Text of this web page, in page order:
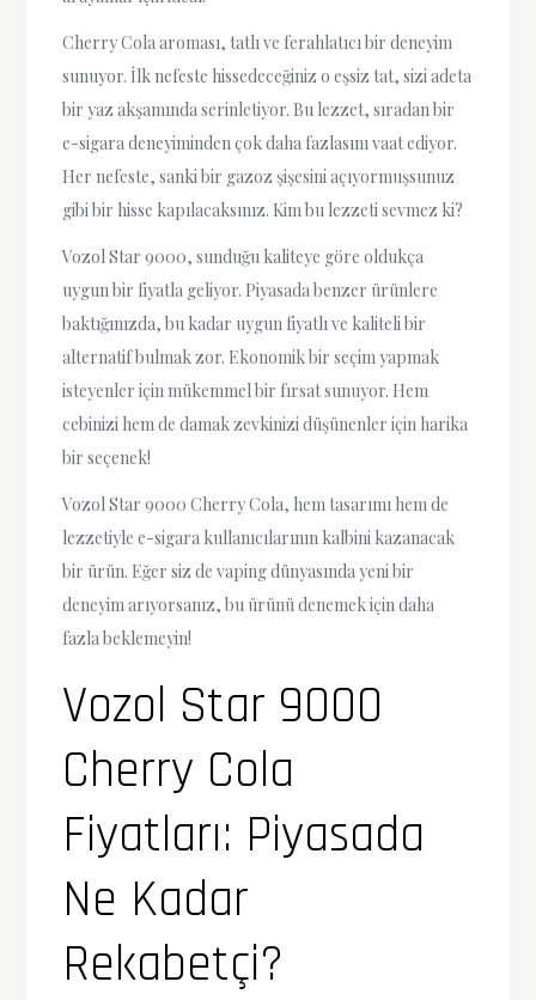
Cherry Cola aroması, tatlı ve ferahlatıcı bir deneyim
sunuyor. İlk nefeste hissedeceğiniz o eşsiz tat, sizi adeta
bir yaz akşamında serinletiyor. Bu lezzet, sıradan bir
e-sigara deneyiminden çok daha fazlasını vaat ediyor.
Her nefeste, sanki bir gazoz şişesini açıyormuşsunuz
gibi bir hisse kapılacaksınız. Kim bu lezzeti sevmez ki?
Vozol Star 9000, sunduğu kaliteye göre oldukça
uygun bir fiyatla geliyor. Piyasada benzer ürünlere
baktığınızda, bu kadar uygun fiyatlı ve kaliteli bir
alternatif bulmak zor. Ekonomik bir seçim yapmak
isteyenler için mükemmel bir fırsat sunuyor. Hem
cebinizi hem de damak zevkinizi düşünenler için harika
bir seçenek!
Vozol Star 9000 Cherry Cola, hem tasarımı hem de
lezzetiyle e-sigara kullanıcılarının kalbini kazanacak
bir ürün. Eğer siz de vaping dünyasında yeni bir
deneyim arıyorsanız, bu ürünü denemek için daha
fazla beklemeyin!
Vozol Star 9000
Cherry Cola
Fiyatları: Piyasada
Ne Kadar
Rekabetçi?